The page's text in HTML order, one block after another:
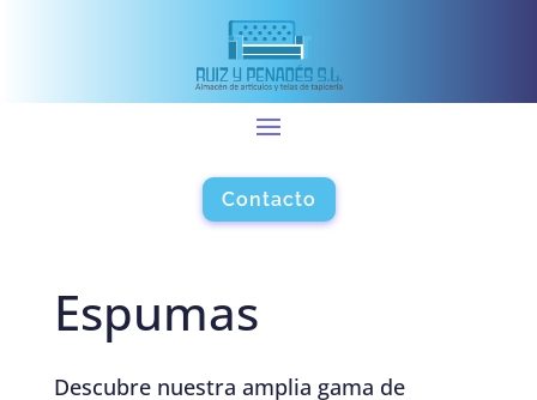
Contacto
Espumas
Descubre nuestra amplia gama de